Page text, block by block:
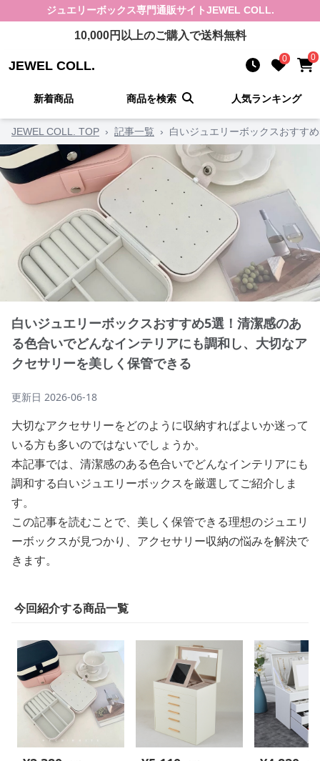
ジュエリーボックス専門通販サイトJEWEL COLL.
10,000円以上のご購入で送料無料
JEWEL COLL. 0 0
新着商品 商品を検索 人気ランキング
JEWEL COLL. TOP › 記事一覧 › 白いジュエリーボックスおすす
白いジュエリーボックスおすすめ5選！清潔感のあ
る色合いでどんなインテリアにも調和し、大切なア
クセサリーを美しく保管できる
更新日 2026-06-18
大切なアクセサリーをどのように収納すればよいか迷って
いる方も多いのではないでしょうか。
本記事では、清潔感のある色合いでどんなインテリアにも
調和する白いジュエリーボックスを厳選してご紹介しま
す。
この記事を読むことで、美しく保管できる理想のジュエリ
ーボックスが見つかり、アクセサリー収納の悩みを解決で
きます。
今回紹介する商品一覧